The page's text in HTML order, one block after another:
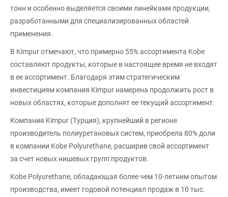
тонн и особенно выделяется своими линейками продукции,
разработанными для специализированных областей
применения.
В Kimpur отмечают, что примерно 55% ассортимента Kobe
составляют продукты, которые в настоящее время не входят
в ее ассортимент. Благодаря этим стратегическим
инвестициям компания Kimpur намерена продолжить рост в
новых областях, которые дополнят ее текущий ассортимент.
Компания Kimpur (Турция), крупнейший в регионе
производитель полиуретановых систем, приобрела 80% доли
в компании Kobe Polyurethane, расширив свой ассортимент
за счет новых нишевых групп продуктов.
Kobe Polyurethane, обладающая более чем 10-летним опытом
производства, имеет годовой потенциал продаж в 10 тыс.